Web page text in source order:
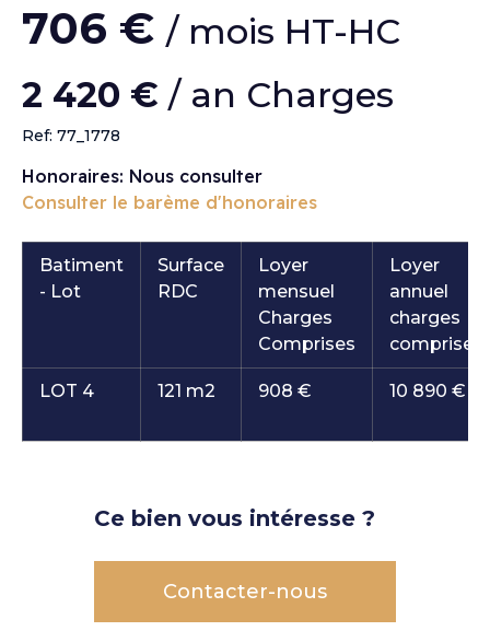
706 € / mois HT-HC
2 420 € / an Charges
Ref: 77_1778
Honoraires: Nous consulter
Consulter le barème d'honoraires
Batiment
- Lot
Surface
RDC
Loyer
mensuel
Charges
Comprises
Loyer
annuel
charges
comprises
LOT 4 121 m2 908 € 10 890 €
Ce bien vous intéresse ?
Contacter-nous